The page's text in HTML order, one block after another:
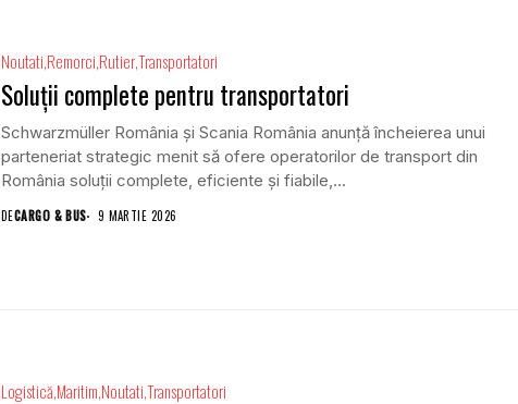
Noutati Remorci RutierTransportatori
Soluții complete pentru transportatori
Schwarzmüller România și Scania România anunță încheierea unui
parteneriat strategic menit să ofere operatorilor de transport din
România soluții complete, eficiente și fiabile,...
DECARGO & BUS 9 MARTIE 2026
Logistică Maritim NoutatiTransportatori